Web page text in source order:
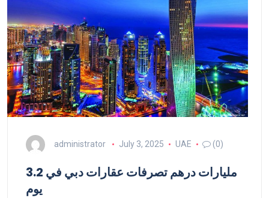
administrator July 3, 2025 UAE (0)
3.2 مليارات درهم تصرفات عقارات دبي في
يوم